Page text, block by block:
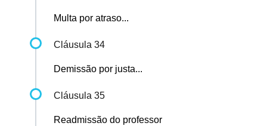
Multa por atraso...
Cláusula 34
Demissão por justa...
Cláusula 35
Readmissão do professor